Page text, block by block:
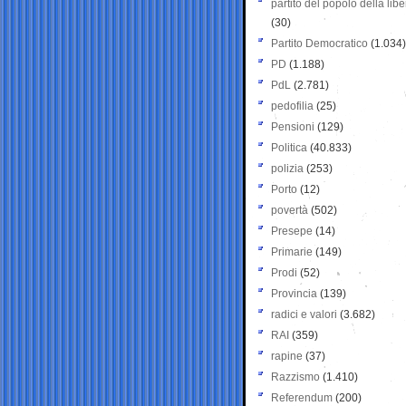
partito del popolo della
(30)
Partito Democratico (1.034)
PD (1.188)
PdL (2.781)
pedofilia (25)
Pensioni (129)
Politica (40.833)
polizia (253)
Porto (12)
povertà (502)
Presepe (14)
Primarie (149)
Prodi (52)
Provincia (139)
radici e valori (3.682)
RAI (359)
rapine (37)
Razzismo (1.410)
Referendum (200)